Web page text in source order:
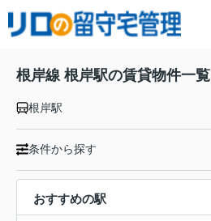
根岸線 根岸駅の賃貸物件一覧
根岸駅
条件から探す
おすすめの駅